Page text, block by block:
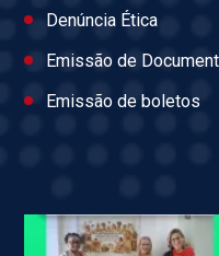
Denúncia Ética
Emissão de
Emissão de boletos